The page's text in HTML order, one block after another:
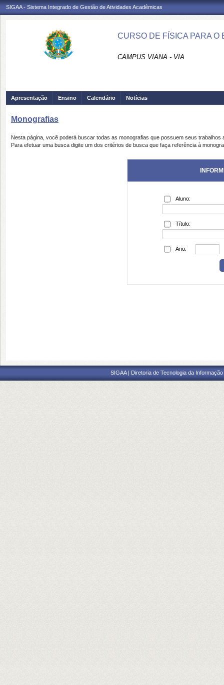
SIGAA - Sistema Integrado de Gestão de Atividades Acadêmicas
CURSO DE FÍSICA PARA O
CAMPUS VIANA - VIA
Apresentação Ensino Calendário Notícias
Monografias
Nesta página, você poderá buscar todas as monografias que possuem seus trabalhos
Para efetuar uma busca digite um dos critérios de busca que faça referência à
Aluno:
Título:
Ano:
SIGAA | Diretoria de Tecnologia da